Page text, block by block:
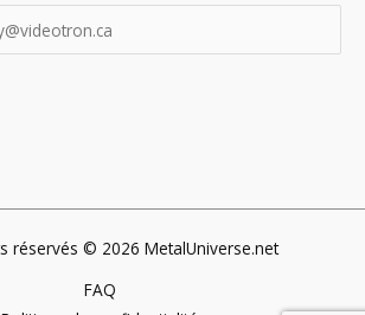
réservés © 2026 MetalUniverse.net
FAQ